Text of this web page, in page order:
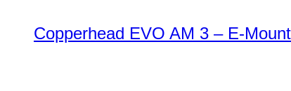
Copperhead EVO AM 3 – E-